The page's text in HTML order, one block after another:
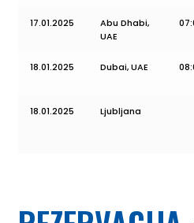
17.01.2025
Abu Dhabi,
UAE
18.01.2025 Dubai, UAE
18.01.2025 Ljubljana